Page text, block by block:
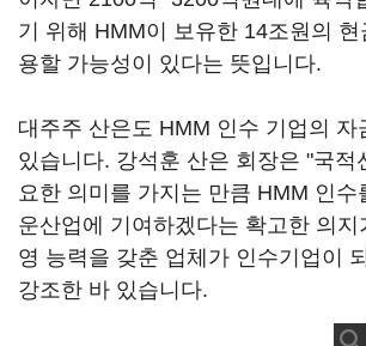
기 위해 HMM이 보유한 14조원의 현
용할 가능성이 있다는 뜻입니다.
대주주 산은도 HMM 인수 기업의 자
있습니다. 강석훈 산은 회장은 "국적
요한 의미를 가지는 만큼 HMM 인수
운산업에 기여하겠다는 확고한 의지
영 능력을 갖춘 업체가 인수기업이
강조한 바 있습니다.